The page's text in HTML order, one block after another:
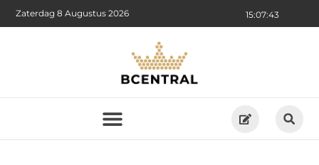
15:07:44
Zaterdag 8 Augustus 2026